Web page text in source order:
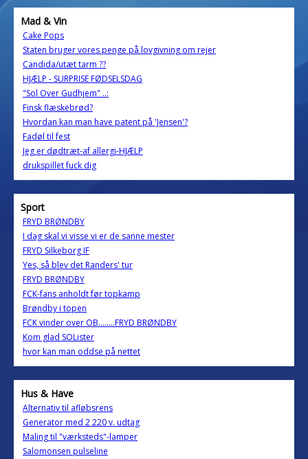
Mad & Vin
Cake Pops
Staten bruger vores penge på lovgivning om rejer
Candida/utæt tarm ??
HJÆLP - SURPRISE FØDSELSDAG
"Sol Over Gudhjem" ..:
Finsk flæskebrød?
Hvordan kan man have patent på 'Jensen'?
Fadøl til fest
Jeg er dødtræt-af allergi-HJÆLP
drukspillet fuck dig
Sport
FRYD BRØNDBY
I dag skal vi visse vi er de sanne mester
FRYD Silkeborg IF
Yes, så blev det Randers' tur
FRYD BRØNDBY
FCK-fans anholdt før topkamp
Brøndby i topen
FCK vinder over OB........FRYD BRØNDBY
Kom glad SOLister
hvor kan man oddse på nettet
Hus & Have
Alternativ til afløbsrens
Generator med 2 220 v. udtag
Maling til "værksteds"-lamper
Salomonsen pulseline